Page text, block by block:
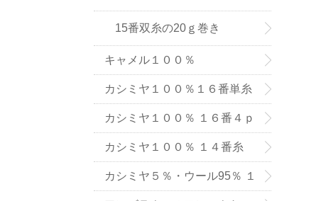
15番双糸の20ｇ巻き
キャメル１００％
カシミヤ１００％１６番単糸
（手織り用） ６色
カシミヤ１００％ １６番４ｐ
ｌｙ手編み用（中細タイプ）
カシミヤ１００％ １４番糸
（在庫限りで販売終了）
カシミヤ５％・ウール95％ １